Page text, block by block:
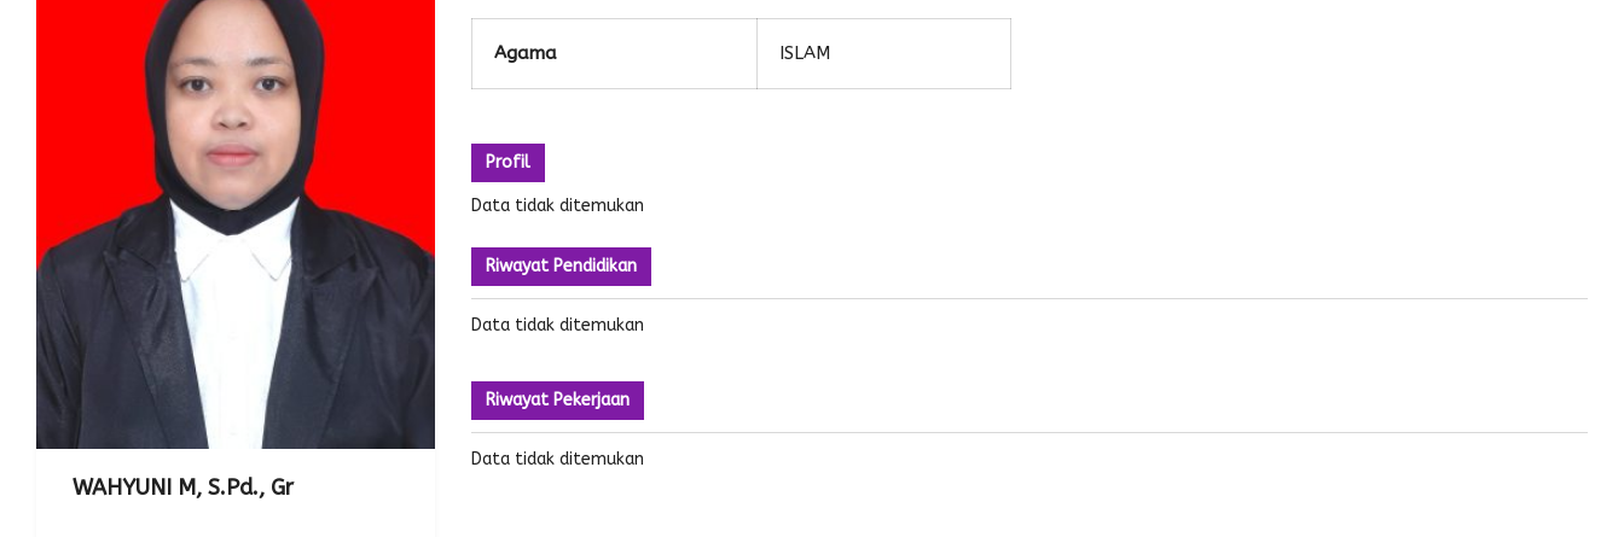
WAHYUNI M, S.Pd., Gr
Agama ISLAM
Profil
Data tidak ditemukan
Riwayat Pendidikan
Data tidak ditemukan
Riwayat Pekerjaan
Data tidak ditemukan